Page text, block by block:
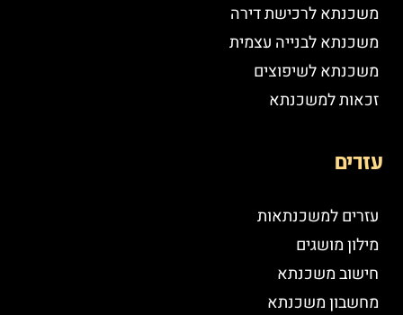
משכנתא לרכישת דירה
משכנתא לבנייה עצמית
משכנתא לשיפוצים
זכאות למשכנתא
עזרים
עזרים למשכנתאות
מילון מושגים
חישוב משכנתא
מחשבון משכנתא